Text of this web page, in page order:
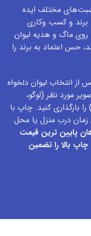
مختلف ایده
و کسب وکاری
ماگ و هدیه لیوان
حس اعتماد به برند را
انتخاب لیوان دلخواه
مورد نظر (لوگو،
کنید. چاپ با
زمان درب منزل یا محل
پایین ترین قیمت
بالا را تضمین